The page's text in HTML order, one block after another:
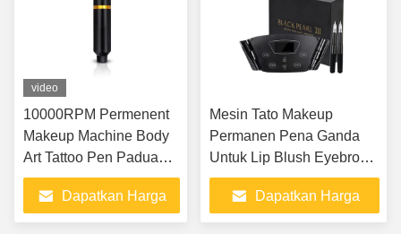
video
10000RPM Permenent
Makeup Machine Body
Art Tattoo Pen Paduan
Aluminium
Dapatkan Harga
Mesin Tato Makeup
Permanen Pena Ganda
Untuk Lip Blush Eyebrow
Eyeliner
Dapatkan Harga